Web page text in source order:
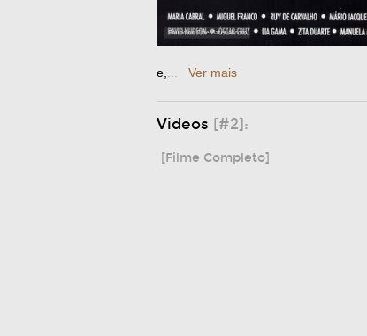
e,
Ver mais
Videos [#2]:
[Filme Completo]